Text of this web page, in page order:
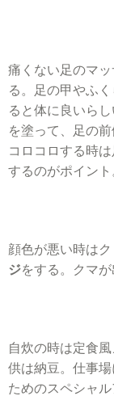
痛くない足のマ
る。足の甲やふ
ると体に良いら
を塗って、足の
コロコロする時
するのがポイント
顔色が悪い時はク
ジをする。クマ
自炊の時は定食
供は納豆。仕事
ためのスペシャ